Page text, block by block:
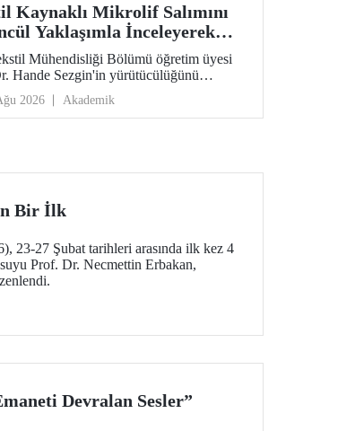
Kaynaklı Mikrolif Salımını
Yaklaşımla İnceleyerek
ve Azaltım Stratejileri
Projeye TÜBİTAK
Mühendisliği Bölümü öğretim üyesi
Hande Sezgin'in yürütücülüğünü
“Sürdürülebilir Pamuk ve Polyester
Ürünlerinde Kullanım Koşullarına
Salımı: Aşınma, UV Maruziyeti ve
2515 – COST Aksiyon Üyeleri
hak kazandı.
2026 Akademik
Bir İlk
23-27 Şubat tarihleri arasında ilk kez 4
Prof. Dr. Necmettin Erbakan,
Devralan Sesler”